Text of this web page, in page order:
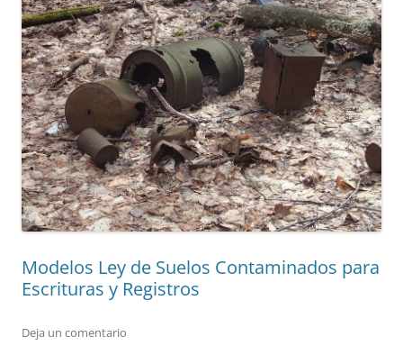
Modelos Ley de Suelos Contaminados para
Escrituras y Registros
Deja un comentario